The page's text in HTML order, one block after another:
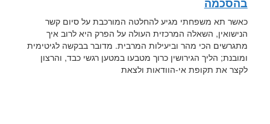
כאשר תא משפחתי מגיע להחלטה המורכבת על סיום קשר
הנישואין, השאלה המרכזית העולה על הפרק היא לרוב איך
מתגרשים הכי מהר וביעילות המרבית. מדובר בבקשה לגיטימית
ומובנת; הליך הגירושין כרוך מטבעו במטען רגשי כבד, והרצון
לקצר את תקופת אי-הוודאות ולצאת